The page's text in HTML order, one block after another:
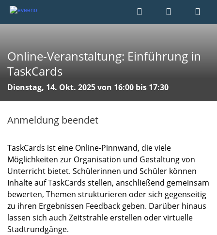
Online-Veranstaltung: Einführung in
TaskCards
Dienstag, 14. Okt. 2025 von 16:00 bis 17:30
Anmeldung beendet
TaskCards ist eine Online-Pinnwand, die viele
Möglichkeiten zur Organisation und Gestaltung von
Unterricht bietet. Schülerinnen und Schüler können
Inhalte auf TaskCards stellen, anschließend gemeinsam
bewerten, Themen strukturieren oder sich gegenseitig
zu ihren Ergebnissen Feedback geben. Darüber hinaus
lassen sich auch Zeitstrahle erstellen oder virtuelle
Stadtrundgänge.